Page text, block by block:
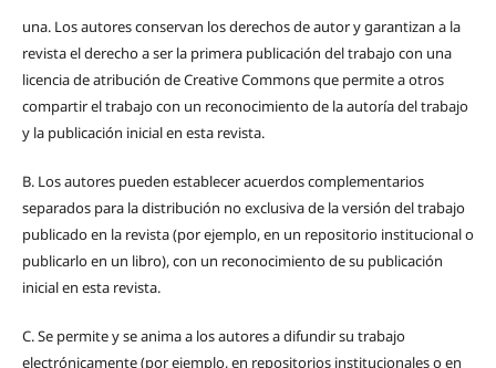
una. Los autores conservan los derechos de autor y garantizan a la
revista el derecho a ser la primera publicación del trabajo con una
licencia de atribución de Creative Commons que permite a otros
compartir el trabajo con un reconocimiento de la autoría del trabajo
y la publicación inicial en esta revista.
B. Los autores pueden establecer acuerdos complementarios
separados para la distribución no exclusiva de la versión del trabajo
publicado en la revista (por ejemplo, en un repositorio institucional o
publicarlo en un libro), con un reconocimiento de su publicación
inicial en esta revista.
C.Se permite y se anima a los autores a difundir su trabajo
electrónicamente (por ejemplo, en repositorios institucionales o en